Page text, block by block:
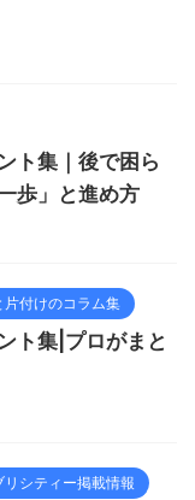
ト集｜後で困ら
歩」と進め方
片付けのコラム集
ト集|プロがまと
リシティー掲載情報